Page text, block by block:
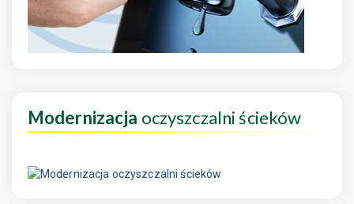
Modernizacja oczyszczalni ścieków